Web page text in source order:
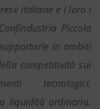
italiane e i loro i
Piccola
in ambiti
competitività sui
tecnologici,
liquidità ordinaria.